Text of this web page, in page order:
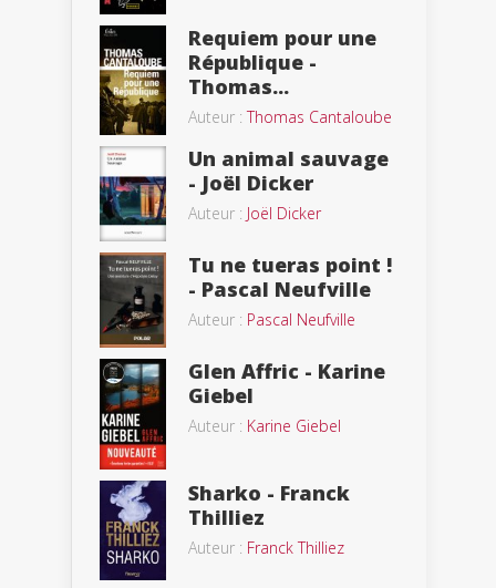
Requiem pour une
République -
Thomas...
Auteur :Thomas Cantaloube
Un animal sauvage
- Joël Dicker
Auteur : Joël Dicker
Tu ne tueras point !
- Pascal Neufville
Auteur : Pascal Neufville
Glen Affric - Karine
Giebel
Auteur : Karine Giebel
Sharko - Franck
Thilliez
Auteur : Franck Thilliez